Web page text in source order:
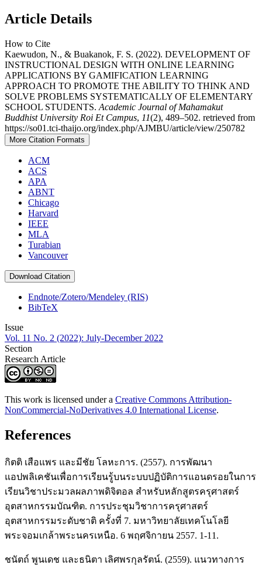
Article Details
How to Cite
Kaewudon, N., & Buakanok, F. S. (2022). DEVELOPMENT OF
INSTRUCTIONAL DESIGN WITH ONLINE LEARNING
APPLICATIONS BY GAMIFICATION LEARNING
APPROACH TO PROMOTE THE ABILITY TO THINK AND
SOLVE PROBLEMS SYSTEMATICALLY OF ELEMENTARY
SCHOOL STUDENTS. Academic Journal of Mahamakut
Buddhist University Roi Et Campus, 11(2), 489–502. retrieved from
https://so01.tci-thaijo.org/index.php/AJMBU/article/view/250782
More Citation Formats
ACM
ACS
APA
ABNT
Chicago
Harvard
IEEE
MLA
Turabian
Vancouver
Download Citation
Endnote/Zotero/Mendeley (RIS)
BibTeX
Issue
Vol. 11 No. 2 (2022): July-December 2022
Section
Research Article
This work is licensed under a Creative Commons Attribution-
NonCommercial-NoDerivatives 4.0 International License.
References
กิตติ เสือแพร และมีชัย โลหะการ. (2557). การพัฒนา
แอปพลิเคชันเพื่อการเรียนรู้บนระบบปฏิบัติการแอนดรอยในการ
เรียนวิชาประมวลผลภาพดิจิตอล สำหรับหลักสูตรครุศาสตร์
อุตสาหกรรมบัณฑิต. การประชุมวิชาการครุศาสตร์
อุตสาหกรรมระดับชาติ ครั้งที่ 7. มหาวิทยาลัยเทคโนโลยี
พระจอมเกล้าพระนครเหนือ. 6 พฤศจิกายน 2557. 1-11.
ชนัตถ์ พูนเดช และธนิตา เลิศพรกุลรัตน์. (2559). แนวทางการ